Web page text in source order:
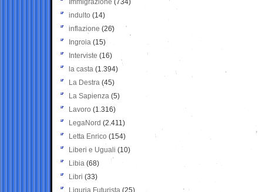
Immigrazione (734)
indulto (14)
inflazione (26)
Ingroia (15)
Interviste (16)
la casta (1.394)
La Destra (45)
La Sapienza (5)
Lavoro (1.316)
LegaNord (2.411)
Letta Enrico (154)
Liberi e Uguali (10)
Libia (68)
Libri (33)
Liguria Futurista (25)